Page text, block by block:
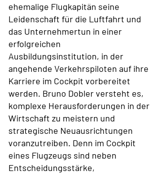
ehemalige Flugkapitän seine
Leidenschaft für die Luftfahrt und
das Unternehmertun in einer
erfolgreichen
Ausbildungsinstitution, in der
angehende Verkehrspiloten auf ihre
Karriere im Cockpit vorbereitet
werden. Bruno Dobler versteht es,
komplexe Herausforderungen in der
Wirtschaft zu meistern und
strategische Neuausrichtungen
voranzutreiben. Denn im Cockpit
eines Flugzeugs sind neben
Entscheidungsstärke,